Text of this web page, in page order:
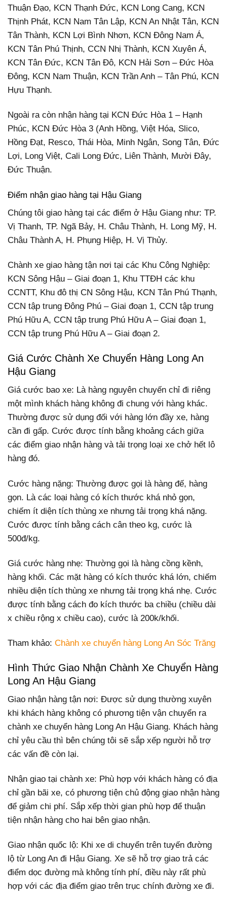
Thuận Đạo, KCN Thạnh Đức, KCN Long Cang, KCN
Thịnh Phát, KCN Nam Tân Lập, KCN An Nhật Tân, KCN
Tân Thành, KCN Lợi Bình Nhơn, KCN Đông Nam Á,
KCN Tân Phú Thịnh, CCN Nhị Thành, KCN Xuyên Á,
KCN Tân Đức, KCN Tân Đô, KCN Hải Sơn – Đức Hòa
Đông, KCN Nam Thuận, KCN Trần Anh – Tân Phú, KCN
Hựu Thạnh.
Ngoài ra còn nhận hàng tại KCN Đức Hòa 1 – Hạnh
Phúc, KCN Đức Hòa 3 (Anh Hồng, Việt Hóa, Slico,
Hồng Đạt, Resco, Thái Hòa, Minh Ngân, Song Tân, Đức
Lợi, Long Việt, Cali Long Đức, Liên Thành, Mười Đây,
Đức Thuận.
Điểm nhận giao hàng tại Hậu Giang
Chúng tôi giao hàng tại các điểm ở Hậu Giang như: TP.
Vị Thanh, TP. Ngã Bảy, H. Châu Thành, H. Long Mỹ, H.
Châu Thành A, H. Phụng Hiệp, H. Vị Thủy.
Chành xe giao hàng tận nơi tại các Khu Công Nghiệp:
KCN Sông Hậu – Giai đoạn 1, Khu TTĐH các khu
CCNTT, Khu đô thị CN Sông Hậu, KCN Tân Phú Thạnh,
CCN tập trung Đông Phú – Giai đoạn 1, CCN tập trung
Phú Hữu A, CCN tập trung Phú Hữu A – Giai đoạn 1,
CCN tập trung Phú Hữu A – Giai đoạn 2.
Giá Cước Chành Xe Chuyển Hàng Long An
Hậu Giang
Giá cước bao xe: Là hàng nguyên chuyến chỉ đi riêng
một mình khách hàng không đi chung với hàng khác.
Thường được sử dụng đối với hàng lớn đầy xe, hàng
cần đi gấp. Cước được tính bằng khoảng cách giữa
các điểm giao nhận hàng và tải trọng loại xe chở hết lô
hàng đó.
Cước hàng nặng: Thường được gọi là hàng đế, hàng
gọn. Là các loại hàng có kích thước khá nhỏ gọn,
chiếm ít diện tích thùng xe nhưng tải trọng khá nặng.
Cước được tính bằng cách cân theo kg, cước là
500đ/kg.
Giá cước hàng nhẹ: Thường gọi là hàng cồng kềnh,
hàng khối. Các mặt hàng có kích thước khá lớn, chiếm
nhiều diện tích thùng xe nhưng tải trọng khá nhẹ. Cước
được tính bằng cách đo kích thước ba chiều (chiều dài
x chiều rộng x chiều cao), cước là 200k/khối.
Tham khảo: Chành xe chuyển hàng Long An Sóc Trăng
Hình Thức Giao Nhận Chành Xe Chuyển Hàng
Long An Hậu Giang
Giao nhận hàng tận nơi: Được sử dụng thường xuyên
khi khách hàng không có phương tiện vận chuyển ra
chành xe chuyển hàng Long An Hậu Giang. Khách hàng
chỉ yêu cầu thì bên chúng tôi sẽ sắp xếp người hỗ trợ
các vấn đề còn lại.
Nhận giao tại chành xe: Phù hợp với khách hàng có địa
chỉ gần bãi xe, có phương tiện chủ động giao nhận hàng
để giảm chi phí. Sắp xếp thời gian phù hợp để thuận
tiện nhận hàng cho hai bên giao nhận.
Giao nhận quốc lộ: Khi xe di chuyển trên tuyến đường
lộ từ Long An đi Hậu Giang. Xe sẽ hỗ trợ giao trả các
điểm dọc đường mà không tính phí, điều này rất phù
hợp với các địa điểm giao trên trục chính đường xe đi.